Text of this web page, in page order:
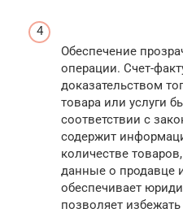
Обеспечение
операции. Счет-
доказательством
товара или услуги
соответствии с
содержит
количестве
данные о продавце
обеспечивает
позволяет